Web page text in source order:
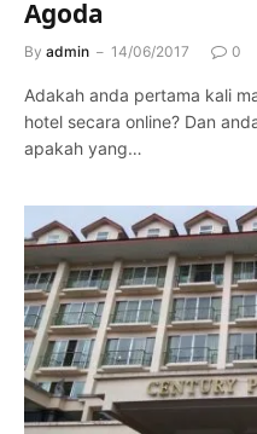
Agoda
By admin 14/06/2017 0
Adakah anda pertama kali
hotel secara online? Dan
apakah yang…